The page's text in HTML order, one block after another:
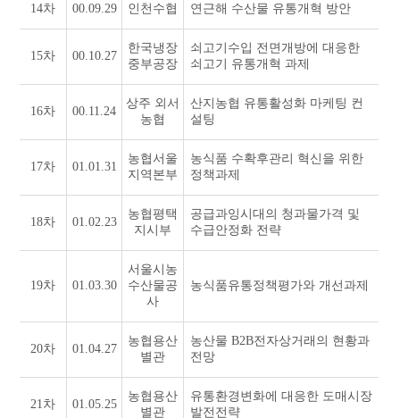
14차 00.09.29 인천수협 연근해 수산물 유통개혁 방안
15차 00.10.27
한국냉장
중부공장
쇠고기수입 전면개방에 대응한
쇠고기 유통개혁 과제
16차 00.11.24
상주 외서
농협
산지농협 유통활성화 마케팅 컨
설팅
17차 01.01.31
농협서울
지역본부
농식품 수확후관리 혁신을 위한
정책과제
18차 01.02.23
농협평택
지시부
공급과잉시대의 청과물가격 및
수급안정화 전략
19차 01.03.30
서울시농
수산물공
사
농식품유통정책평가와 개선과제
20차 01.04.27
농협용산
별관
농산물 B2B전자상거래의 현황과
전망
21차 01.05.25
농협용산
별관
유통환경변화에 대응한 도매시장
발전전략